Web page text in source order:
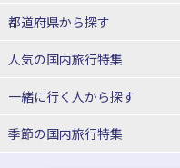
青森県
宮城県
山形県
関東
青森県ホテル・旅館
宮城県ホテル・旅館
山形県ホテル・旅館
北海道
湯の川温泉(北海道)
十勝川温泉(北海道)
洞爺湖温泉(北海道)
都道府県から探す
北海道旅行・ツアー
東北
人気の国内旅行特集
東京ディズニーリゾート®への旅
一緒に行く人から探す
一人旅 国内版
季節の国内旅行特集